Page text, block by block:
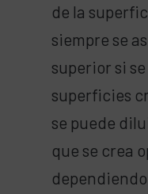
de la
siempre se
superior si
superficies
se puede
que se crea
dependiendo